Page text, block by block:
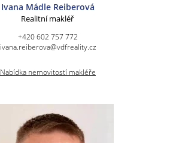
Ivana Mádle Reiberová
Realitní makléř
+420 602 757 772
ivana.reiberova@vdfreality.cz
Nabídka nemovitostí makléře